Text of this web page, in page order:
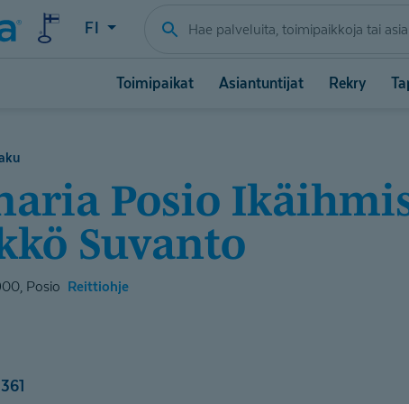
FI
Toimipaikat Asiantuntijat Rekry
Suvanto
Posio Reittiohje